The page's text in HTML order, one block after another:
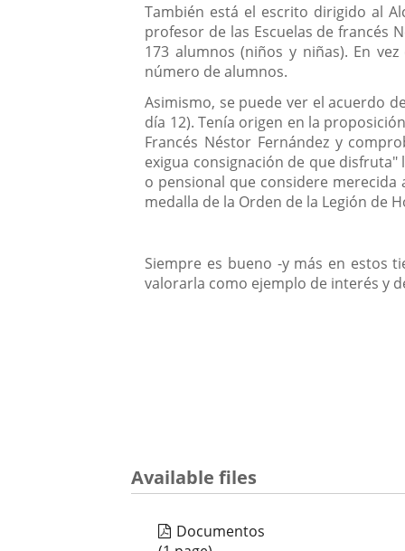
También está el escrito dirigido al
profesor de las Escuelas de francés
173 alumnos (niños y niñas). En
número de alumnos.
Asimismo, se puede ver el acuerdo
día 12). Tenía origen en la
Francés Néstor Fernández y
exigua consignación de que
o pensional que considere
medalla de la Orden de la Legión de
Siempre es bueno -y más en estos
valorarla como ejemplo de interés y
Available files
Documentos